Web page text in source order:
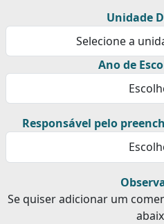
Unidade
Ano de
Responsável pelo
Se quiser adicionar um